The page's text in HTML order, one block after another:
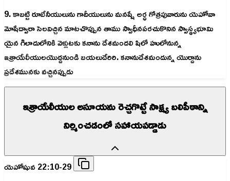
9. కాబట్టి రూబేనీయులును గాదీయులును మనష్షే అర్ధ గోత్రపువారును యెహోవా
మోషేద్వారా సెలవిచ్చిన మాటచొప్పున తాము స్వాధీనపరచుకొనిన స్వాస్థ్యభూమి
యైన గిలాదులోనికి వెళ్లుటకు కనాను దేశమందలి షిలో హులోనున్న
ఇశ్రాయేలీయులయొద్దనుండి బయలుదేరిరి. కనానుదేశమందున్న యొర్దాను
ప్రదేశమునకు వచ్చినప్పుడు
ఇశ్రాయేలీయుల అసూయను రెచ్చగొట్టే సాక్ష్య బలిపీఠాన్ని
నిర్మించడంలో సహాయపడ్డాడు
యెహోషువ 22:10-29